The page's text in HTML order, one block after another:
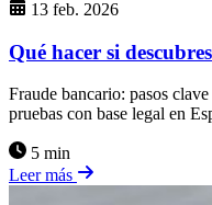
13 feb. 2026
Qué hacer si
Fraude bancario: pasos
pruebas con base legal en
5 min
Leer más